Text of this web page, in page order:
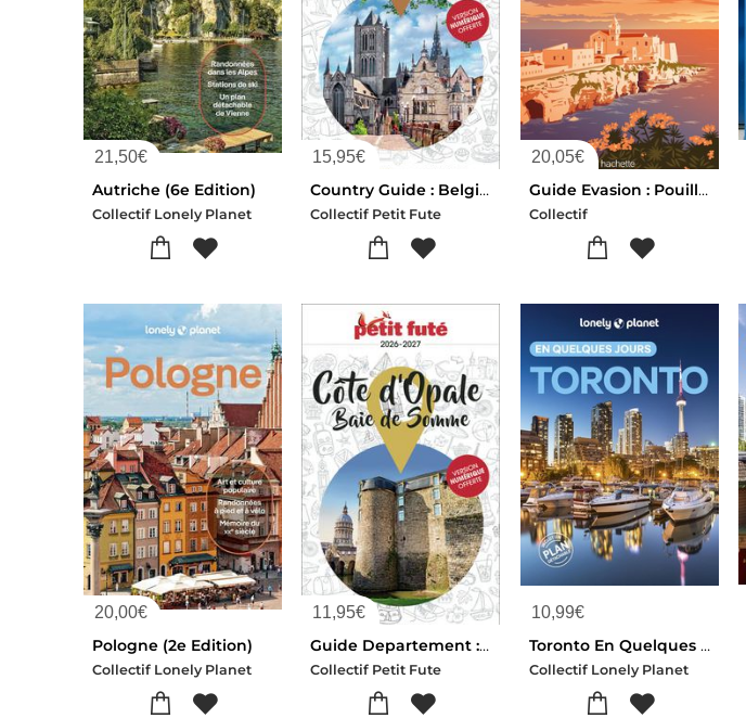
21,50€
Autriche (6e Edition)
Collectif Lonely Planet
15,95€
Country Guide : Belgique (edition 2026)
Collectif Petit Fute
20,05€
Guide Evasion : Pouilles Et Matera
Collectif
20,00€
Pologne (2e Edition)
Collectif Lonely Planet
11,95€
Guide Departement : Cote D'opale / Baie De Somme (edition 2026/2027)
Collectif Petit Fute
10,99€
Toronto En Quelques Jours (3e Edition)
Collectif Lonely Planet